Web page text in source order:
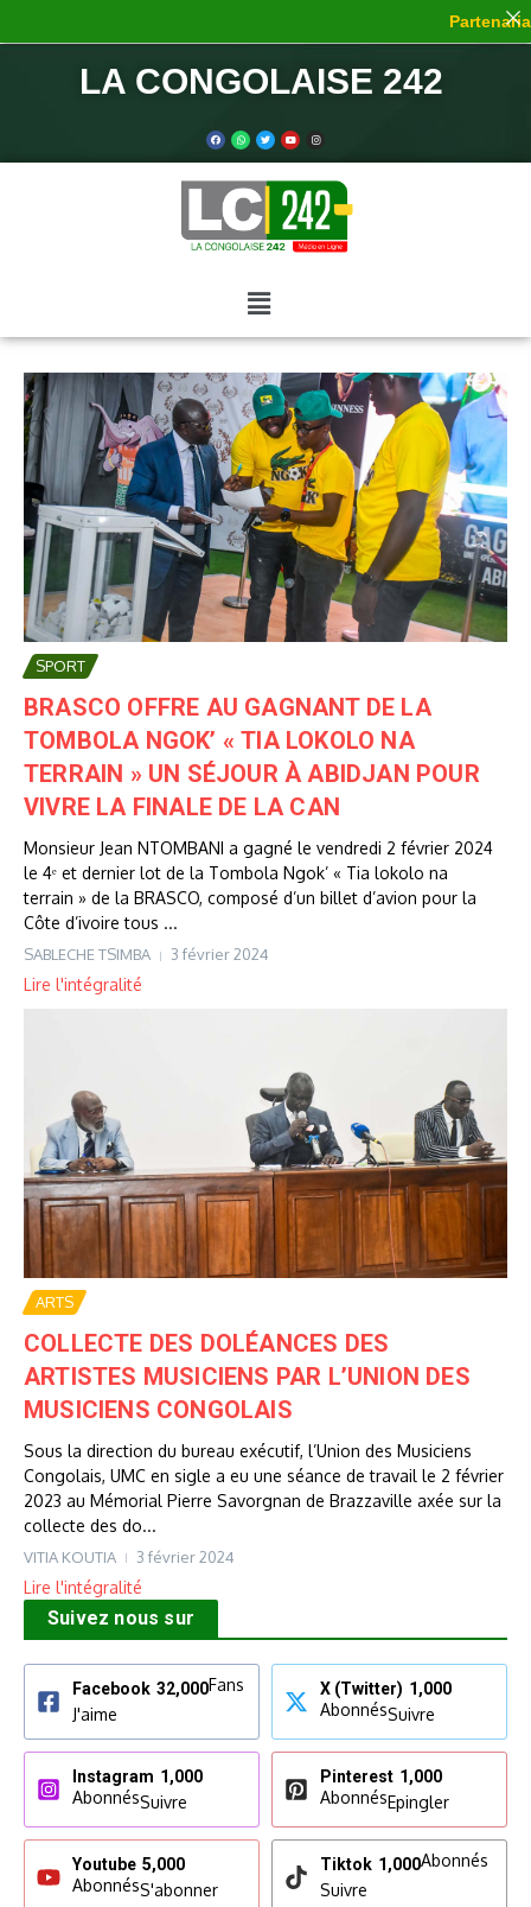
LA CONGOLAISE 242
SPORT
BRASCO OFFRE AU GAGNANT DE LA
TOMBOLA NGOK’ « TIA LOKOLO NA
TERRAIN » UN SÉJOUR À ABIDJAN POUR
VIVRE LA FINALE DE LA CAN
Monsieur Jean NTOMBANI a gagné le vendredi 2 février 2024
le 4ᵉ et dernier lot de la Tombola Ngok’ « Tia lokolo na
terrain » de la BRASCO, composé d’un billet d’avion pour la
Côte d’ivoire tous ...
SABLECHE TSIMBA 3 février 2024
Lire l'intégralité
ARTS
COLLECTE DES DOLÉANCES DES
ARTISTES MUSICIENS PAR L’UNION DES
MUSICIENS CONGOLAIS
Sous la direction du bureau exécutif, l’Union des Musiciens
Congolais, UMC en sigle a eu une séance de travail le 2 février
2023 au Mémorial Pierre Savorgnan de Brazzaville axée sur la
collecte des do...
VITIA KOUTIA 3 février 2024
Lire l'intégralité
Suivez nous sur
Facebook 32,000Fans
J'aime
X (Twitter) 1,000
AbonnésSuivre
Instagram 1,000
AbonnésSuivre
Pinterest 1,000
AbonnésEpingler
Youtube 5,000
AbonnésS'abonner
Tiktok 1,000Abonnés
Suivre